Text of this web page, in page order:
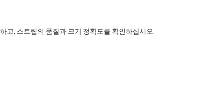
고, 스트립의 품질과 크기 정확도를 확인하십시오.